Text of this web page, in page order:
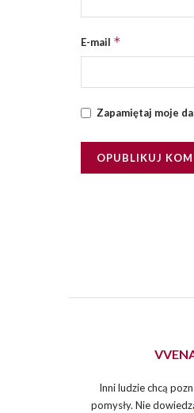
E-mail *
Zapamiętaj moje
Inni ludzie chcą
pomysły. Nie